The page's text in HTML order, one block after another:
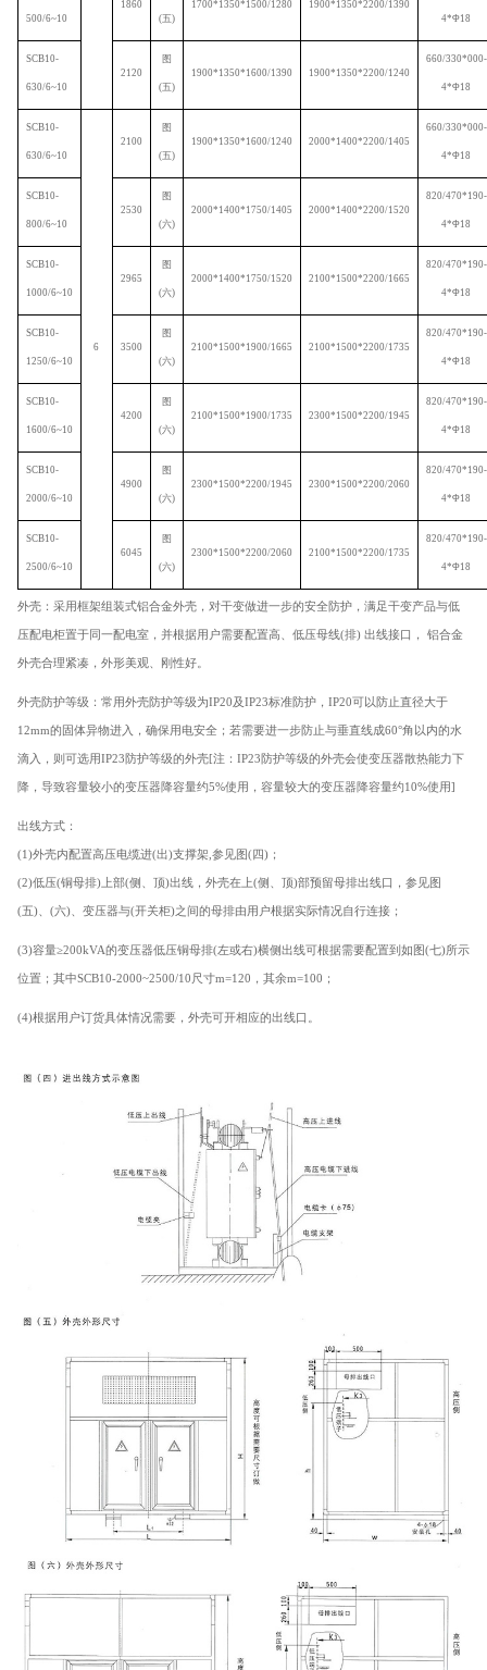
500/6~10
1860
(五)
1700*1350*1500/1280
1900*1350*2200/1390
4*Φ18
SCB10-
630/6~10
2120
图
(五)
1900*1350*1600/1390 1900*1350*2200/1240
660/330*000-
4*Φ18
SCB10-
630/6~10
6
2100
图
(五)
1900*1350*1600/1240 2000*1400*2200/1405
660/330*000-
4*Φ18
SCB10-
800/6~10
2530
图
(六)
2000*1400*1750/1405 2000*1400*2200/1520
820/470*190-
4*Φ18
SCB10-
1000/6~10
2965
图
(六)
2000*1400*1750/1520 2100*1500*2200/1665
820/470*190-
4*Φ18
SCB10-
1250/6~10
3500
图
(六)
2100*1500*1900/1665 2100*1500*2200/1735
820/470*190-
4*Φ18
SCB10-
1600/6~10
4200
图
(六)
2100*1500*1900/1735 2300*1500*2200/1945
820/470*190-
4*Φ18
SCB10-
2000/6~10
4900
图
(六)
2300*1500*2200/1945 2300*1500*2200/2060
820/470*190-
4*Φ18
SCB10-
2500/6~10
6045
图
(六)
2300*1500*2200/2060 2100*1500*2200/1735
820/470*190-
4*Φ18
外壳：采用框架组装式铝合金外壳，对干变做进一步的安全防护，满足干变产品与低
压配电柜置于同一配电室，并根据用户需要配置高、低压母线(排) 出线接口， 铝合金
外壳合理紧凑，外形美观、刚性好。
外壳防护等级：常用外壳防护等级为IP20及IP23标准防护， IP20可以防止直径大于
12mm的固体异物进入，确保用电安全；若需要进一步防止与垂直线成60°角以内的水
滴入，则可选用IP23 防护等级的外壳[注： IP23 防护等级的外壳会使变压器散热能力下
降，导致容量较小的变压器降容量约5%使用，容量较大的变压器降容量约10%使用]
出线方式：
(1)外壳内配置高压电缆进(出)支撑架 参见图( 四)；
(2)低压(铜母排)上部(侧、顶)出线，外壳在上(侧、顶)部预留母排出线口，参见图
(五)、(六)、 变压器与(开关柜)之间的母排由用户根据实际情况自行连接；
(3)容量≥200kVA的变压器低压铜母排(左或右)横侧出线可根据需要配置到如图(七)所示
位置； 其中SCB10-2000~2500/10 尺寸m=120 ，其余m=100 ；
(4)根据用户订货具体情况需要，外壳可开相应的出线口。